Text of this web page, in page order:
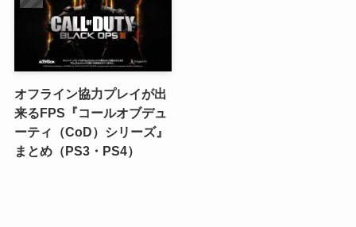
オフライン協力プレイが出
来るFPS『コールオブデュ
ーティ（CoD）シリーズ』
まとめ（PS3・PS4）